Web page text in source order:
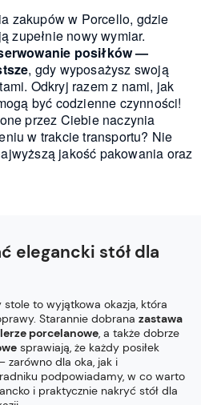
zakupów w Porcello, gdzie
zupełnie nowy wymiar.
posiłków —
, gdy wyposażysz swoją
Odkryj razem z nami, jak
być codzienne czynności!
przez Ciebie naczynia
w trakcie transportu? Nie
jakość pakowania oraz
elegancki stół dla
to wyjątkowa okazja, która
Starannie dobrana zastawa
porcelanowe, a także dobrze
sprawiają, że każdy posiłek
zarówno dla oka, jak i
podpowiadamy, w co warto
i praktycznie nakryć stół dla